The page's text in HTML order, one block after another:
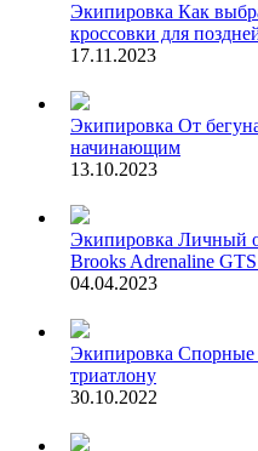
Экипировка Как
кроссовки для
17.11.2023
Экипировка От
начинающим
13.10.2023
Экипировка Личный
Brooks Adrenaline
04.04.2023
Экипировка Спорные
триатлону
30.10.2022